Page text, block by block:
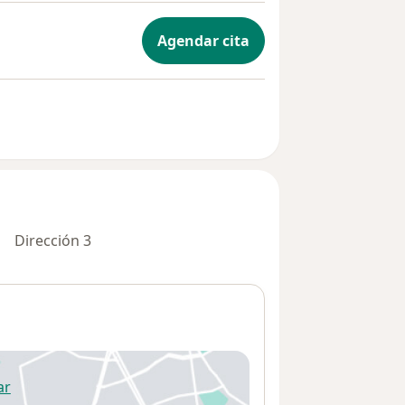
a otro paciente que lo necesite.
antes de la cita.
Agendar cita
Dirección 3
en una nueva pestaña